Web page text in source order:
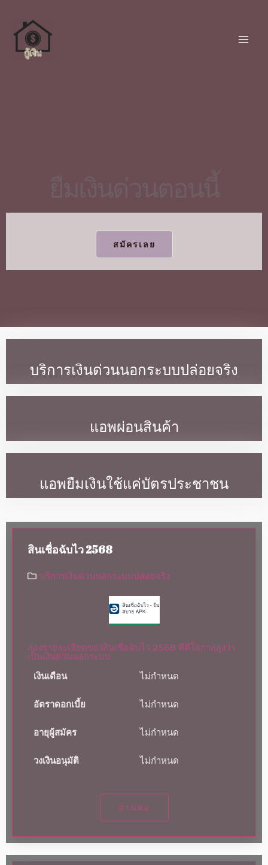
สมัครเลย
บริการเงินด่วนนอกระบบปล่อยจริง
แอพผ่อนสินค้า
แอพยืมเงินใช้แค่บัตรประชาชน
สินเชื่อฉับไว 2568
บริการเงินด่วนนอกระบบปล่อยจริง
ส่องรายละเอียดของสินเชื่อฉับไว 2568 ที่มีโอกาสสูงว่า
เป็นเงินด่วนนอกระบบ
เงินเดือน
ไม่กำหนด
อัตราดอกเบี้ย ไม่กำหนด
อายุผู้สมัคร ไม่กำหนด
วงเงินอนุมัติ ไม่กำหนด
อ่านต่อ